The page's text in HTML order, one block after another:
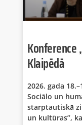
Konference
Klaipēdā
2026. gada
Sociālo un
starptautiskā
un kultūras”,